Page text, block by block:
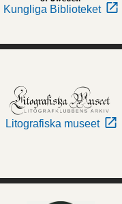
Kungliga Biblioteket
Litografiska museet